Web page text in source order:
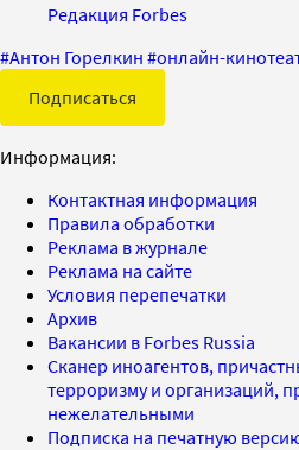
Редакция Forbes
#Антон Горелкин #онлайн-
Подписаться
Информация:
Контактная информация
Правила обработки
Реклама в журнале
Реклама на сайте
Условия перепечатки
Архив
Вакансии в Forbes Russia
Сканер иноагентов,
терроризму и организаций,
нежелательными
Подписка на печатную